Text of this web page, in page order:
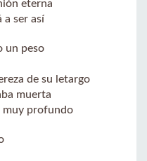
eterna
a ser así
un peso
de su letargo
muerta
muy profundo